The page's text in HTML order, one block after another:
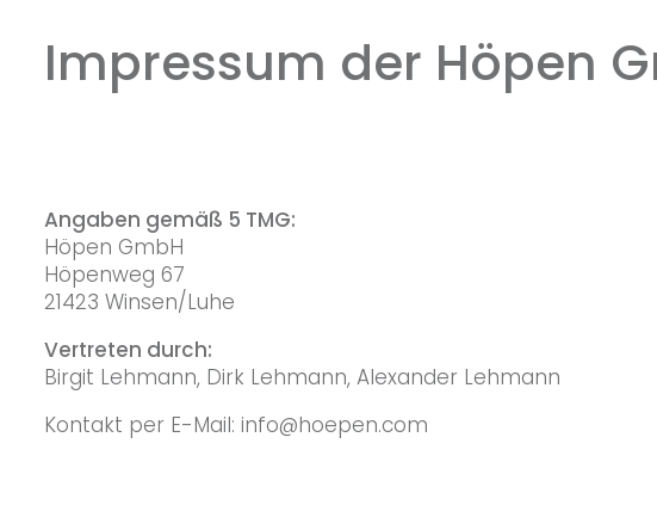
Impressum der Höpen
Angaben gemäß 5 TMG:
Höpen GmbH
Höpenweg 67
21423 Winsen/Luhe
Vertreten durch:
Birgit Lehmann, Dirk Lehmann, Alexander Lehmann
Kontakt per E-Mail: info@hoepen.com